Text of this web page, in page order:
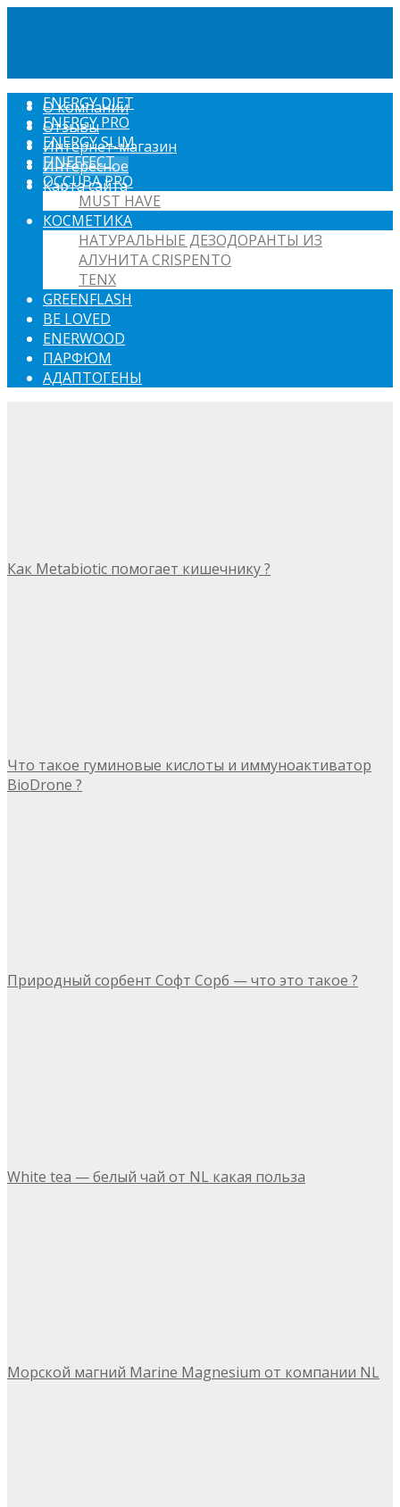
О компании
Отзывы
Интернет-магазин
Интересное
Карта сайта
ENERGY DIET
ENERGY PRO
ENERGY SLIM
FINEFFECT
OCCUBA PRO
MUST HAVE
КОСМЕТИКА
НАТУРАЛЬНЫЕ ДЕЗОДОРАНТЫ ИЗ
АЛУНИТА CRISPENTO
TENX
GREENFLASH
BE LOVED
ENERWOOD
ПАРФЮМ
АДАПТОГЕНЫ
Как Metabiotic помогает кишечнику ?
Что такое гуминовые кислоты и иммуноактиватор
BioDrone ?
Природный сорбент Софт Сорб — что это такое ?
White tea — белый чай от NL какая польза
Морской магний Marine Magnesium от компании NL